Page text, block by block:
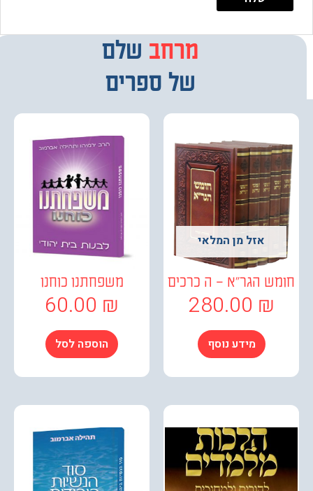
מרחב
מבחרשלם
של ספרים
אזל מן המלאי
הגר"א – ה כרכים
280.00
מידע נוסף
משפחתנו כוחנו
60.00
הוספה לסל